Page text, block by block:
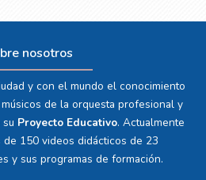
nosotros
y con el mundo el conocimiento
de la orquesta profesional y
Proyecto Educativo. Actualmente
150 videos didácticos de 23
y sus programas de formación.